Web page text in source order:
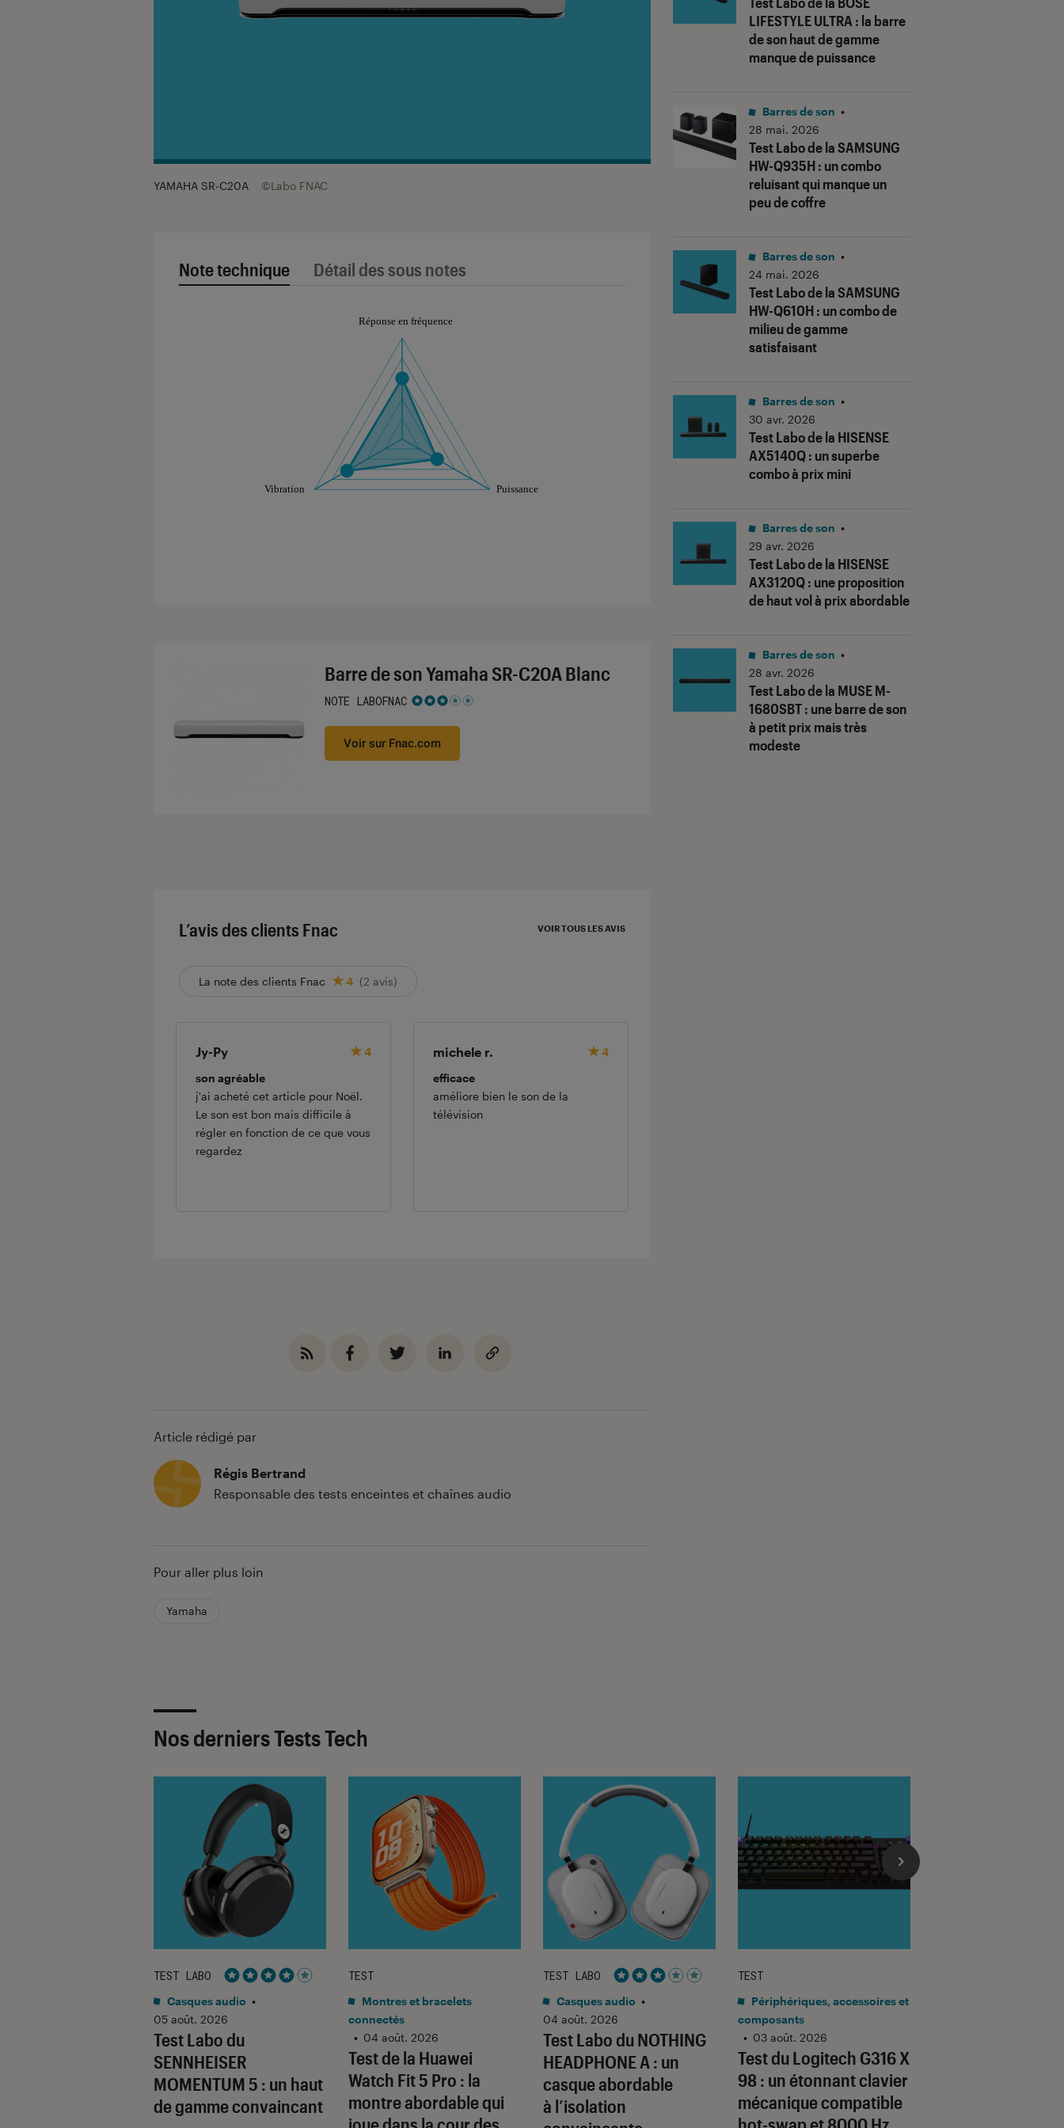
YAMAHA SR-C20A ©Labo FNAC
Note technique Détail des sous notes
Les notes de ce graphique sont à retrouver dans l'onglet "Détail des sous notes"
Barre de son Yamaha SR-C20A Blanc
NOTE LABOFNAC
Noté 3 étoiles sur 5
Voir sur Fnac.com
L’avis des clients Fnac VOIR TOUS LES AVIS
La note des clients Fnac 4 (2 avis)
Jy-Py
4
son agréable
j'ai acheté cet article pour Noël.
Le son est bon mais difficile à
régler en fonction de ce que vous
regardez
michele r.
4
efficace
améliore bien le son de la
télévision
Article rédigé par
Régis Bertrand
Responsable des tests enceintes et chaînes audio
Pour aller plus loin
Yamaha
LIFESTYLE ULTRA : la barre
de son haut de gamme
manque de puissance
Test Labo de la SAMSUNG
HW-Q935H : un combo
reluisant qui manque un
peu de coffre
Barres de son •
28 mai. 2026
Test Labo de la SAMSUNG
HW-Q610H : un combo de
milieu de gamme
satisfaisant
Barres de son •
24 mai. 2026
Test Labo de la HISENSE
AX5140Q : un superbe
combo à prix mini
Barres de son •
30 avr. 2026
Test Labo de la HISENSE
AX3120Q : une proposition
de haut vol à prix abordable
Barres de son •
29 avr. 2026
Test Labo de la MUSE M-
1680SBT : une barre de son
à petit prix mais très
modeste
Barres de son •
28 avr. 2026
Nos derniers Tests Tech
Test Labo du
SENNHEISER
MOMENTUM 5 : un haut
de gamme convaincant
TEST LABO
Noté 4 étoiles sur 5
Casques audio •
05 août. 2026
Test de la Huawei
Watch Fit 5 Pro : la
montre abordable qui
joue dans la cour des
TEST
Montres et bracelets
connectés
• 04 août. 2026
Test Labo du NOTHING
HEADPHONE A : un
casque abordable
à l’isolation
TEST LABO
Noté 3 étoiles sur 5
Casques audio •
04 août. 2026
Test du Logitech G316 X
98 : un étonnant clavier
mécanique compatible
hot-swap et 8000 Hz
TEST
Périphériques, accessoires et
composants
• 03 août. 2026